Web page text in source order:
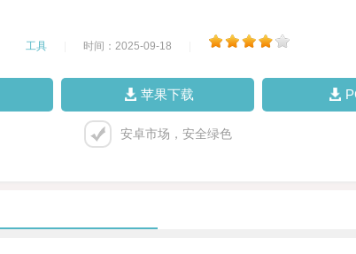
工具 时间：2025-09-18
苹果下载
安卓市场，安全绿色